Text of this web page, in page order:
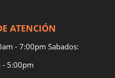
ATENCIÓN
- 7:00pm Sabados:
- 5:00pm